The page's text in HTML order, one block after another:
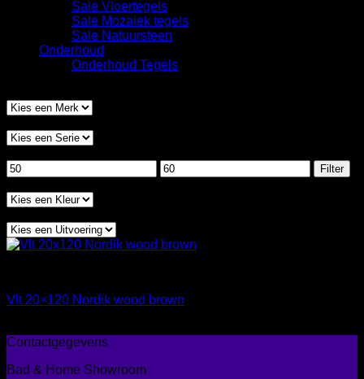
Sale Vloertegels
Sale Mozaiek tegels
Sale Natuursteen
Onderhoud
Onderhoud Tegels
Min.
prijs
Max.
prijs
Filter
Vlt 20×120 Nordik wood brown
Contactgegevens
Bad & Home Showroom